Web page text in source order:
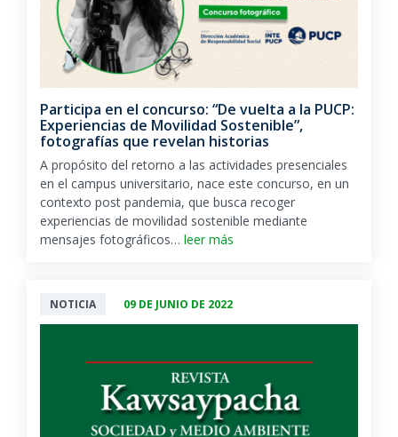
Participa en el concurso: “De vuelta a la PUCP:
Experiencias de Movilidad Sostenible”,
fotografías que revelan historias
A propósito del retorno a las actividades presenciales
en el campus universitario, nace este concurso, en un
contexto post pandemia, que busca recoger
experiencias de movilidad sostenible mediante
mensajes fotográficos… leer más
NOTICIA 09 DE JUNIO DE 2022